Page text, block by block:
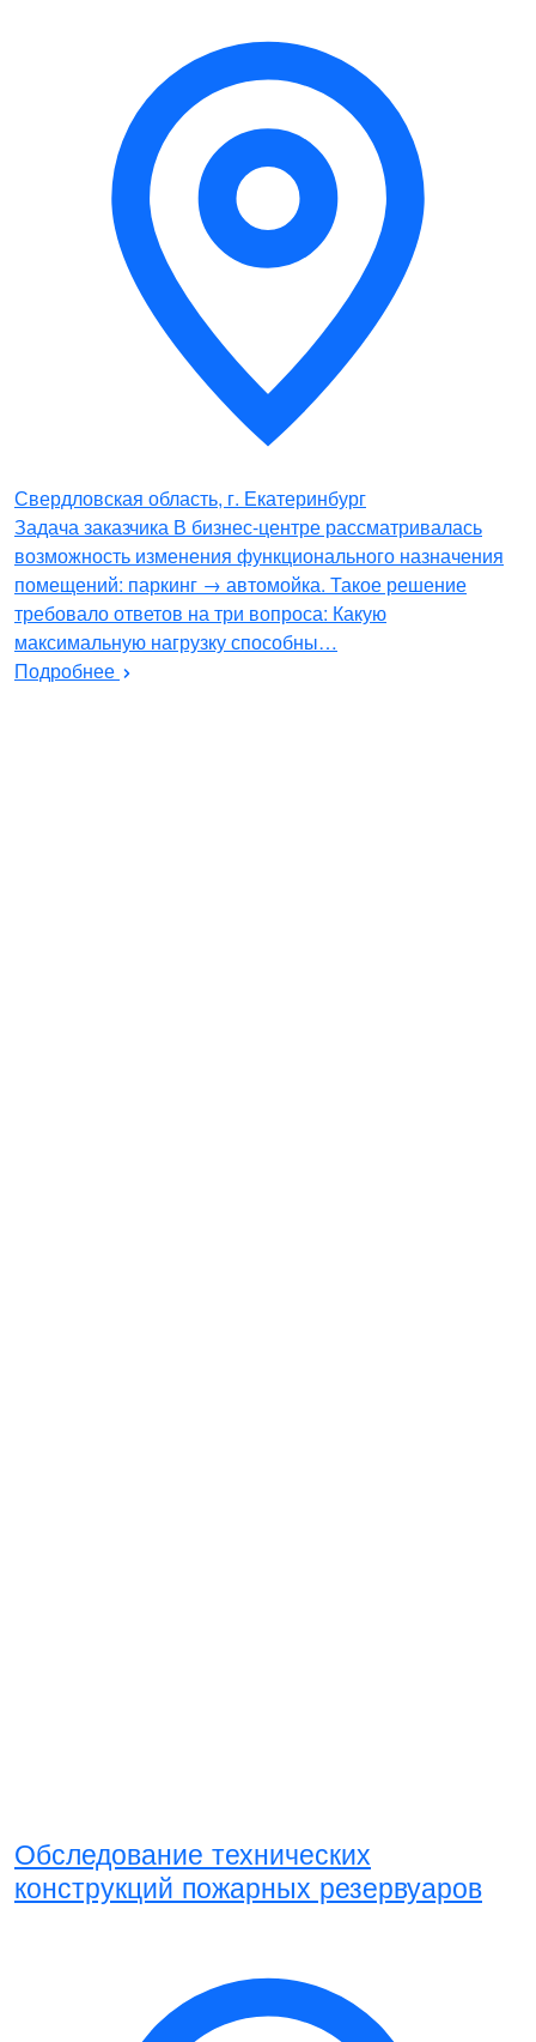
Свердловская область, г. Екатеринбург
Задача заказчика В бизнес-центре рассматривалась
возможность изменения функционального назначения
помещений: паркинг → автомойка. Такое решение
требовало ответов на три вопроса: Какую
максимальную нагрузку способны…
Подробнее
Обследование технических
конструкций пожарных резервуаров